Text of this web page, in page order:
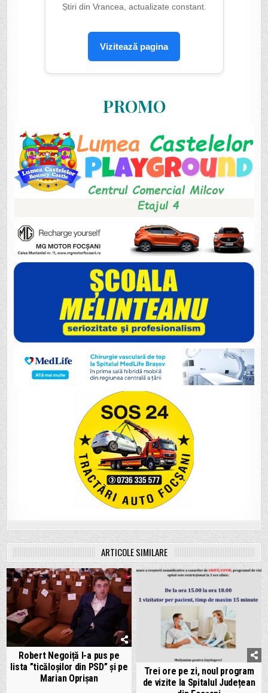
Știri din Vrancea, actualizate constant.
Vizitează pagina
PROMO
ARTICOLE SIMILARE
Robert Negoiță l-a pus pe
lista ”ticăloșilor din PSD” și pe
Marian Oprișan
Trei ore pe zi, noul program
de vizite la Spitalul Județean